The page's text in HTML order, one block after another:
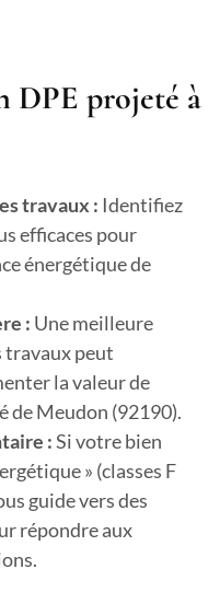
DPE projeté à
travaux : Identifiez
efficaces pour
énergétique de
: Une meilleure
travaux peut
la valeur de
de Meudon (92190).
:Si votre bien
» (classes F
guide vers des
répondre aux